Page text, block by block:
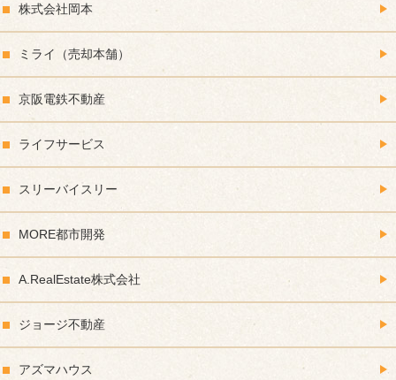
株式会社岡本
ミライ（売却本舗）
京阪電鉄不動産
ライフサービス
スリーバイスリー
MORE都市開発
A.RealEstate株式会社
ジョージ不動産
アズマハウス